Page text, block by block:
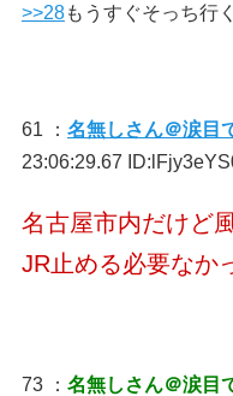
>>28もうすぐそっち行
61 ： 名無しさん＠涙目
23:06:29.67
名古屋市内だけど
JR止める必要なか
73 ： 名無しさん＠涙目